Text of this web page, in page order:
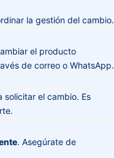
la gestión del cambio.
el producto
de correo o WhatsApp.
el cambio. Es
. Asegúrate de